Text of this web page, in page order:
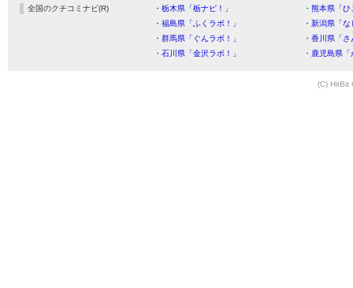
全国のクチコミナビ(R) ・栃木県「栃ナビ！」
・熊本県「
・福島県「ふくラボ！」
・新潟県「
・群馬県「ぐんラボ！」
・香川県「
・石川県「金沢ラボ！」
・鹿児島県
(C) HitBit